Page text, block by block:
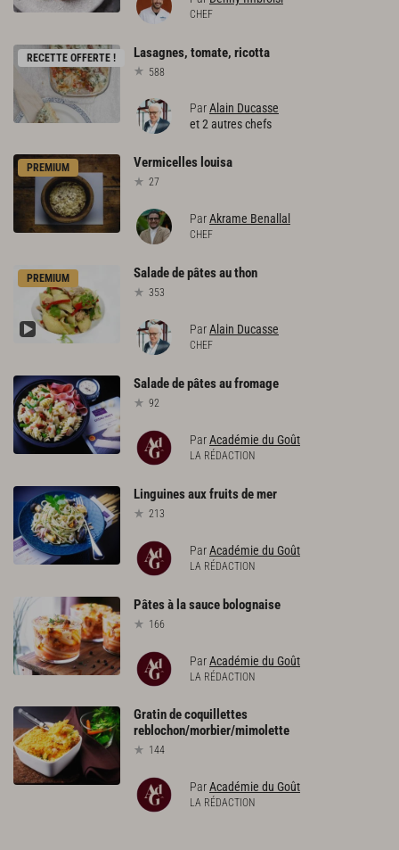
CHEF
RECETTE OFFERTE ! Lasagnes, tomate, ricotta
588
ParAlain Ducasse
et 2 autres chefs
PREMIUM Vermicelles louisa
27
ParAkrame Benallal
CHEF
PREMIUM Saladedepâtesauthon
353
ParAlain Ducasse
CHEF
Saladedepâtesaufromage
92
ParAcadémie du Goût
LA RÉDACTION
Linguinesauxfruitsdemer
213
ParAcadémie du Goût
LA RÉDACTION
Pâtesà lasauce bolognaise
166
ParAcadémie du Goût
LA RÉDACTION
Gratindecoquillettes
reblochon/morbier/mimolette
144
ParAcadémie du Goût
LA RÉDACTION